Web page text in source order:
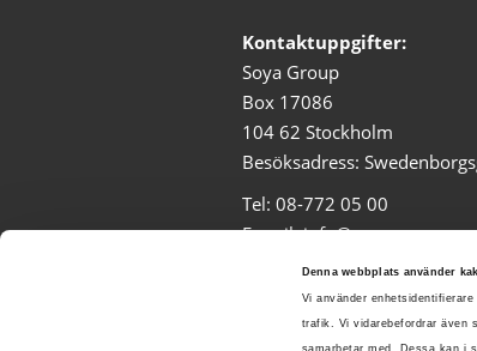
Denna webbplats använder
Vi använder
trafik. Vi vidarebefordrar även
Kontaktuppgifter:
Soya Group
Box 17086
104 62 Stockholm
Besöksadress:
Tel: 08-772 05 00
E-mail: